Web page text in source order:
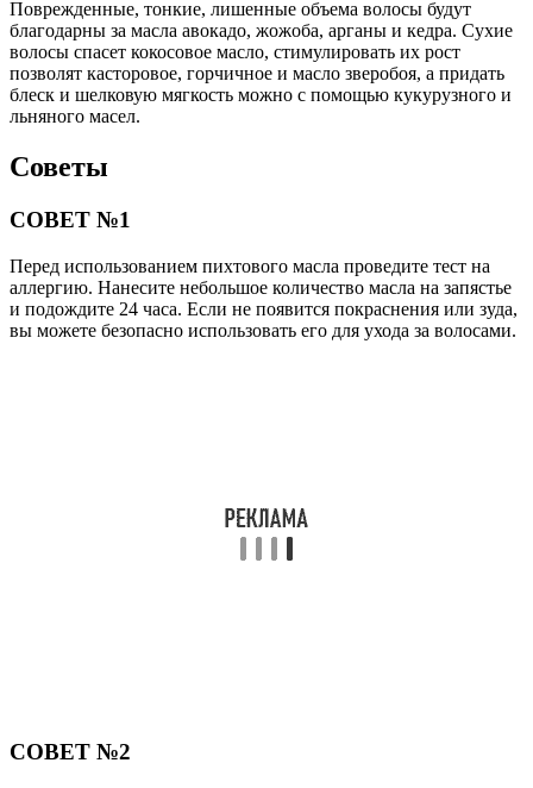
Поврежденные, тонкие, лишенные объема волосы будут
благодарны за масла авокадо, жожоба, арганы и кедра. Сухие
волосы спасет кокосовое масло, стимулировать их рост
позволят касторовое, горчичное и масло зверобоя, а придать
блеск и шелковую мягкость можно с помощью кукурузного и
льняного масел.
Советы
СОВЕТ №1
Перед использованием пихтового масла проведите тест на
аллергию. Нанесите небольшое количество масла на запястье
и подождите 24 часа. Если не появится покраснения или зуда,
вы можете безопасно использовать его для ухода за волосами.
СОВЕТ №2